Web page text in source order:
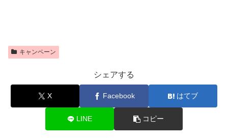
キャンペーン
シェアする
X Facebook はてブ
LINE コピー